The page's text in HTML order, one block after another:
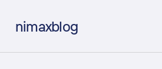
nimaxblog